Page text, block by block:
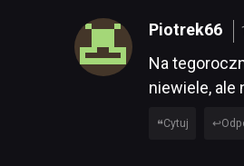
Piotrek66
Na
niewiele, ale
Cytuj